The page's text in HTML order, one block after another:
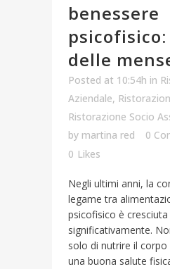
benessere
delle
Posted at 10:54h in
Aziendale,
Ristorazione Socio
by martina red
0
0 Likes
Negli ultimi anni, la
legame tra
psicofisico è cresciuta
significativamente.
solo di nutrire il
una buona salute